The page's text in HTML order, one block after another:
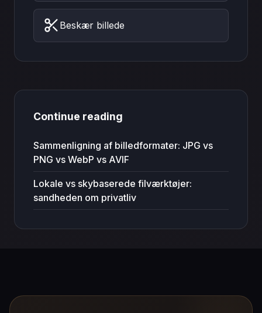
Beskær billede
Continue reading
Sammenligning af billedformater: JPG vs
PNG vs WebP vs AVIF
Lokale vs skybaserede filværktøjer:
sandheden om privatliv